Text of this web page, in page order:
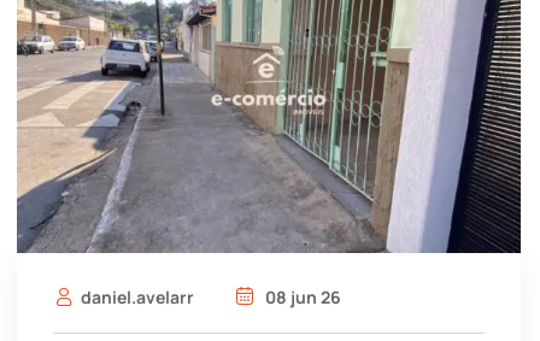
daniel.avelarr 08 jun 26